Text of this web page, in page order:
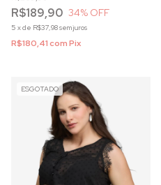
R$189,90 34% OFF
5 xde R$37,98sem juros
R$180,41comPix
ESGOTADO